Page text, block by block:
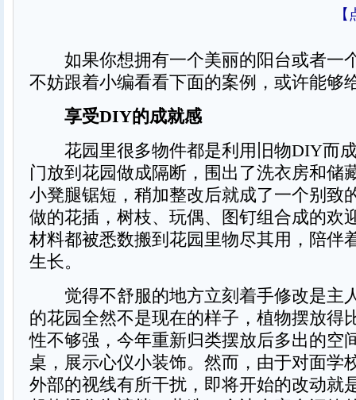
如果你想拥有一个美丽的阳台或者一
不妨跟着小编看看下面的案例，或许能够
享受DIY的成就感
花园里很多物件都是利用旧物DIY而
门放到花园做成隔断，围出了洗衣房和储
小凳腿锯短，稍加整改后就成了一个别致
做的花插，树枝、玩偶、图钉组合成的欢
材料都被悉数搬到花园里物尽其用，陪伴
生长。
觉得不舒服的地方立刻着手修改是主
的花园全然不是现在的样子，植物摆放得
性不够强，今年重新归类摆放后多出的空
桌，展示心仪小装饰。然而，由于对面学
外部的视线有所干扰，即将开始的改动就